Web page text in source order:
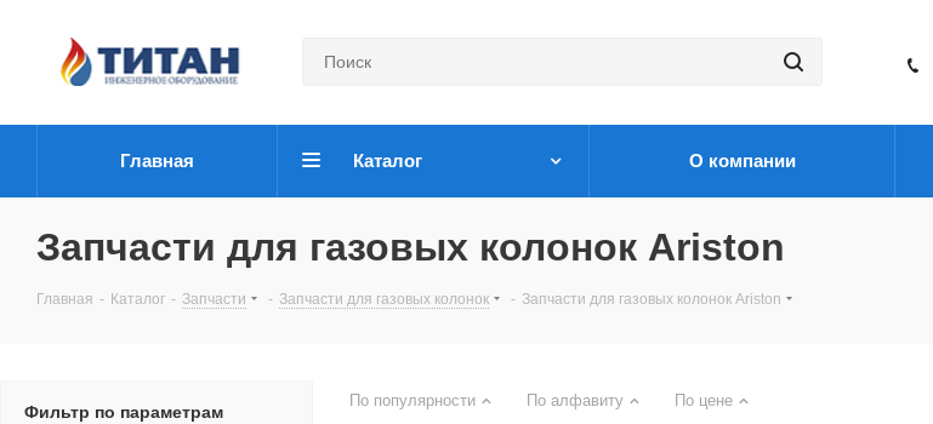
Главная Каталог О компании
Запчасти для газовых колонок Ariston
Главная - Каталог - Запчасти - Запчасти для газовых колонок - Запчасти для газовых колонок Ariston
По популярности По алфавиту По цене
Фильтр по параметрам